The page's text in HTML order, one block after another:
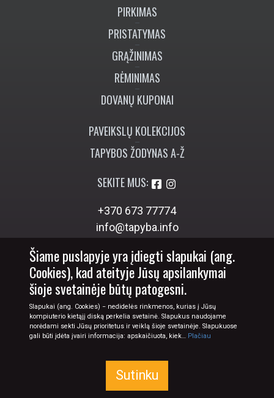
PAVEIKSLAI
DAILININKAI
PASLAUGOS
KAIP PIRKTI
KONTAKTAI
PIRKIMAS
PRISTATYMAS
GRĄŽINIMAS
RĖMINIMAS
DOVANŲ KUPONAI
PAVEIKSLŲ KOLEKCIJOS
TAPYBOS ŽODYNAS A-Ž
SEKITE MUS:
+370 673 77774
Šiame puslapyje yra įdiegti slapukai (ang.
Cookies), kad ateityje Jūsų apsilankymai
šioje svetainėje būtų patogesni.
Slapukai (ang. Cookies) − nedidelės rinkmenos, kurias į Jūsų
kompiuterio kietąjį diską perkelia svetainė. Slapukus naudojame
norėdami sekti Jūsų prioritetus ir veiklą šioje svetainėje. Slapukuose
gali būti įdėta įvairi informacija: apskaičiuota, kiek… Plačiau
Sutinku